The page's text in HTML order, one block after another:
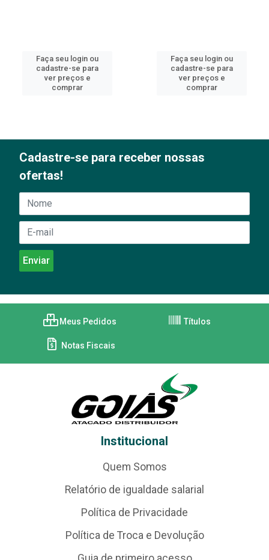
Faça seu login ou
cadastre-se para
ver preços e
comprar
Faça seu login ou
cadastre-se para
ver preços e
comprar
Cadastre-se para receber nossas
ofertas!
Meus Pedidos Títulos
Notas Fiscais
Institucional
Quem Somos
Relatório de igualdade salarial
Política de Privacidade
Política de Troca e Devolução